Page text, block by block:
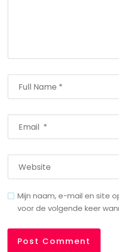
Mijn naam, e-mail en site
voor de volgende keer